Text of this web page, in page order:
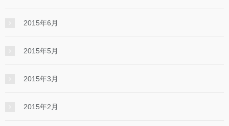
2015年6月
2015年5月
2015年3月
2015年2月